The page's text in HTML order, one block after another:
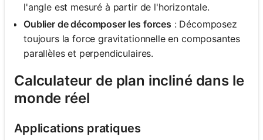
l'angle est mesuré à partir de l'horizontale.
Oublier de décomposer les forces : Décomposez
toujours la force gravitationnelle en composantes
parallèles et perpendiculaires.
Calculateur de plan incliné dans le
monde réel
Applications pratiques